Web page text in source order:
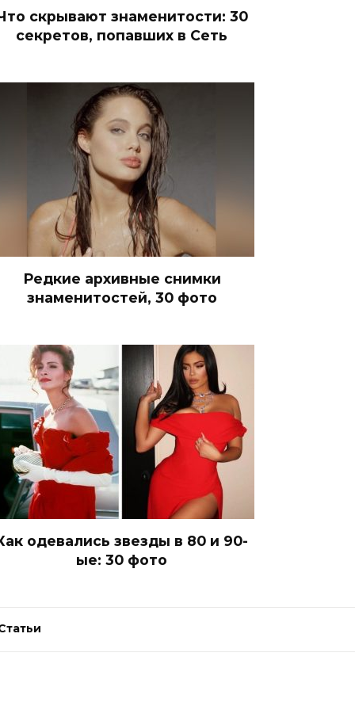
скрывают знаменитости: 30
секретов, попавших в Сеть
Редкие архивные снимки
знаменитостей, 30 фото
одевались звезды в 80 и 90-
ые: 30 фото